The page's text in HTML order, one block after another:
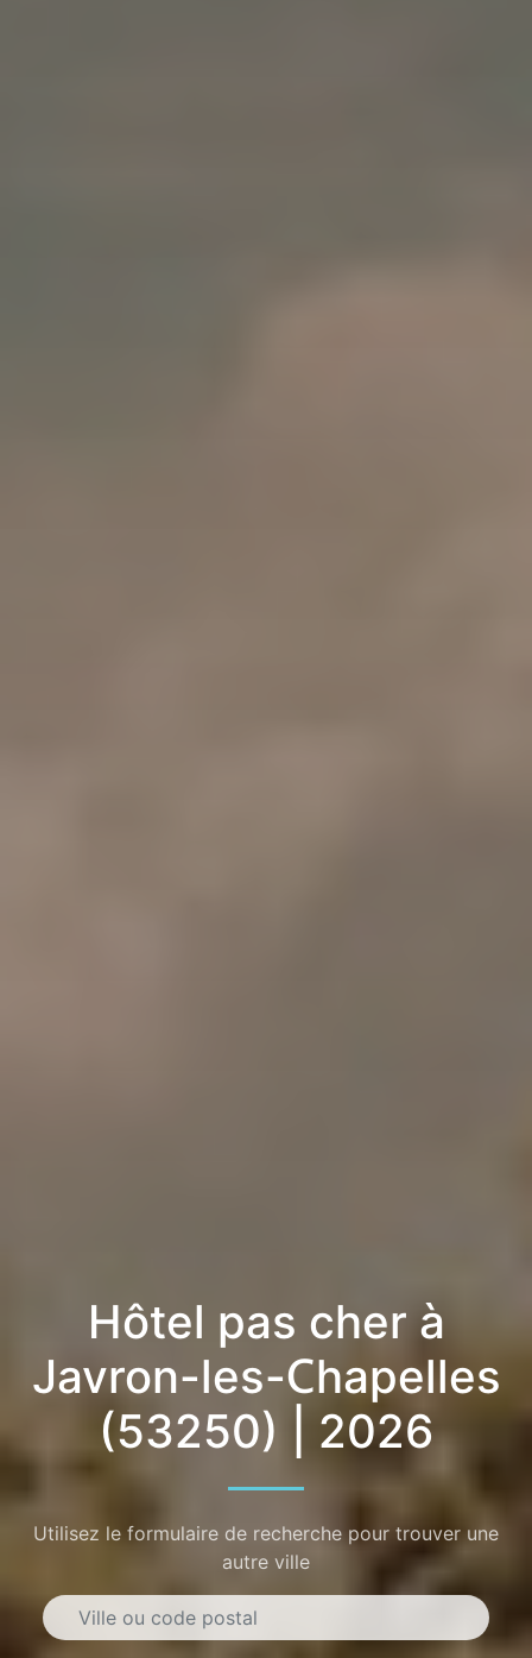
Hôtel pas cher à
Javron-les-Chapelles
(53250) | 2026
Utilisez le formulaire de recherche pour trouver une
autre ville